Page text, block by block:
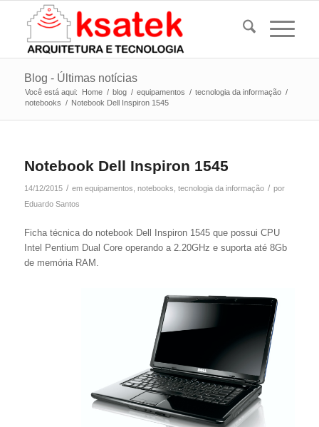
Blog - Últimas notícias
Você está aqui: Home / blog / equipamentos / tecnologia da informação /
notebooks / Notebook Dell Inspiron 1545
Notebook Dell Inspiron 1545
14/12/2015 / em equipamentos notebooks tecnologia da informação / por
Eduardo Santos
Ficha técnica do notebook Dell Inspiron 1545 que possui CPU
Intel Pentium Dual Core operando a 2.20GHz e suporta até 8Gb
de memória RAM.